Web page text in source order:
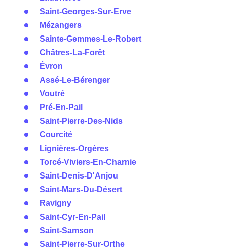
Saint-Georges-Sur-Erve
Mézangers
Sainte-Gemmes-Le-Robert
Châtres-La-Forêt
Évron
Assé-Le-Bérenger
Voutré
Pré-En-Pail
Saint-Pierre-Des-Nids
Courcité
Lignières-Orgères
Torcé-Viviers-En-Charnie
Saint-Denis-D'Anjou
Saint-Mars-Du-Désert
Ravigny
Saint-Cyr-En-Pail
Saint-Samson
Saint-Pierre-Sur-Orthe